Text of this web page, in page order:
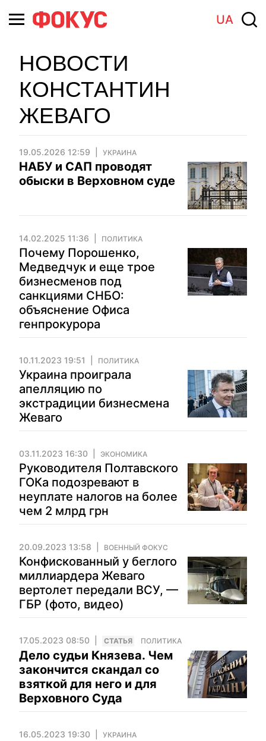
UA
НОВОСТИ
КОНСТАНТИН
ЖЕВАГО
19.05.2026 12:59 УКРАИНА
НАБУ и САП проводят
обыски в Верховном суде
14.02.2025 11:36 ПОЛИТИКА
Почему Порошенко,
Медведчук и еще трое
бизнесменов под
санкциями СНБО:
объяснение Офиса
генпрокурора
10.11.2023 19:51 ПОЛИТИКА
Украина проиграла
апелляцию по
экстрадиции бизнесмена
Жеваго
03.11.2023 16:30 ЭКОНОМИКА
Руководителя Полтавского
ГОКа подозревают в
неуплате налогов на более
чем 2 млрд грн
20.09.2023 13:58 ВОЕННЫЙ ФОКУС
Конфискованный у беглого
миллиардера Жеваго
вертолет передали ВСУ, —
ГБР (фото, видео)
17.05.2023 08:50 CТАТЬЯ ПОЛИТИКА
Дело судьи Князева. Чем
закончится скандал со
взяткой для него и для
Верховного Суда
16.05.2023 19:30 УКРАИНА